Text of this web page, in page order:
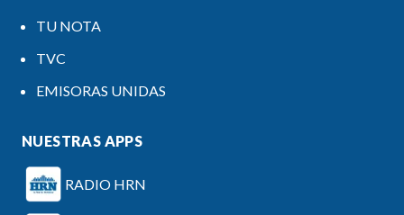
TU NOTA
TVC
EMISORAS UNIDAS
NUESTRAS APPS
RADIO HRN